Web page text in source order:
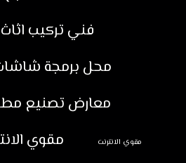
فني تركيب
محل برمجة
معارض تصنيع
مقوي الانترنت
مقوي